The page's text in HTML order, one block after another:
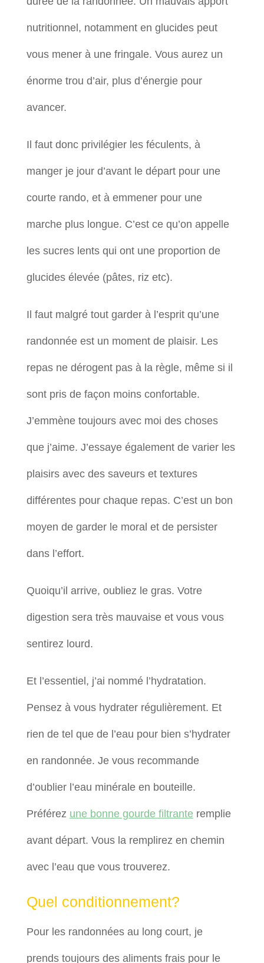
nutritionnel, notamment en glucides peut
vous mener à une fringale. Vous aurez un
énorme trou d’air, plus d’énergie pour
avancer.
Il faut donc privilégier les féculents, à
manger je jour d’avant le départ pour une
courte rando, et à emmener pour une
marche plus longue. C’est ce qu’on appelle
les sucres lents qui ont une proportion de
glucides élevée (pâtes, riz etc).
Il faut malgré tout garder à l’esprit qu’une
randonnée est un moment de plaisir. Les
repas ne dérogent pas à la règle, même si il
sont pris de façon moins confortable.
J’emmène toujours avec moi des choses
que j’aime. J’essaye également de varier les
plaisirs avec des saveurs et textures
différentes pour chaque repas. C’est un bon
moyen de garder le moral et de persister
dans l’effort.
Quoiqu’il arrive, oubliez le gras. Votre
digestion sera très mauvaise et vous vous
sentirez lourd.
Et l’essentiel, j’ai nommé l’hydratation.
Pensez à vous hydrater régulièrement. Et
rien de tel que de l’eau pour bien s’hydrater
en randonnée. Je vous recommande
d’oublier l’eau minérale en bouteille.
Préférez une bonne gourde filtranteremplie
avant départ. Vous la remplirez en chemin
avec l’eau que vous trouverez.
Quel conditionnement?
Pour les randonnées au long court, je
prends toujours des aliments frais pour le